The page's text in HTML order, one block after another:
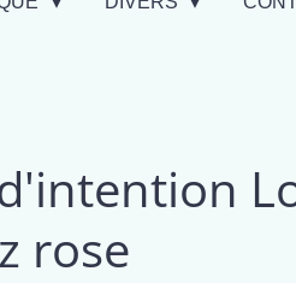
rose